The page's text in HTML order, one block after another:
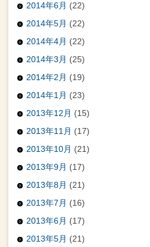
2014年6月 (22)
2014年5月 (22)
2014年4月 (22)
2014年3月 (25)
2014年2月 (19)
2014年1月 (23)
2013年12月 (15)
2013年11月 (17)
2013年10月 (21)
2013年9月 (17)
2013年8月 (21)
2013年7月 (16)
2013年6月 (17)
2013年5月 (21)